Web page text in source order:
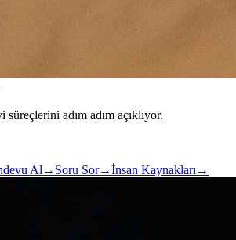
adım adım açıklıyor.
Al → Soru Sor→İnsan Kaynakları →